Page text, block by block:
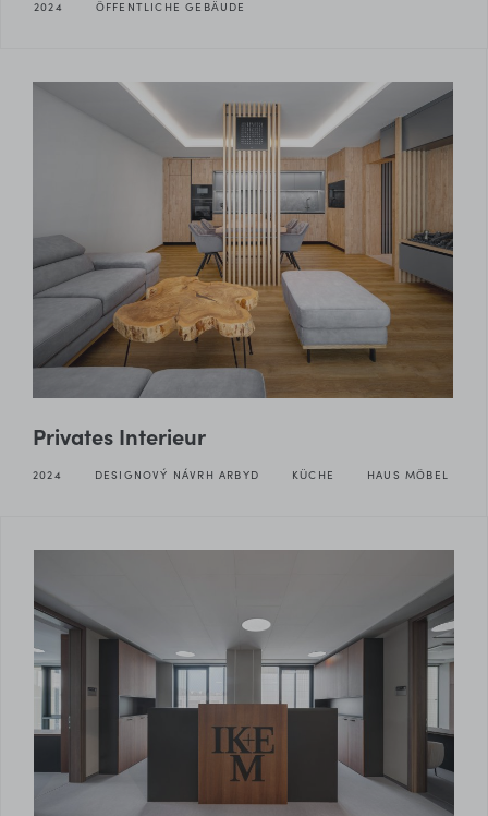
2024 ÖFFENTLICHE GEBÄUDE
Privates Interieur
2024 DESIGNOVÝ NÁVRH ARBYD KÜCHE HAUS MÖBEL